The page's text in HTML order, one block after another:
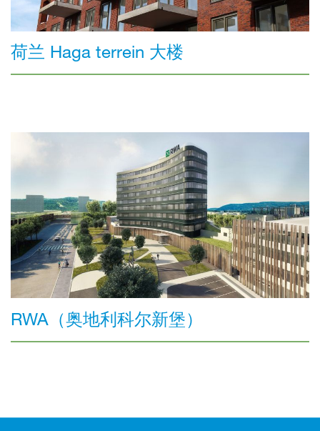
荷兰 Haga terrein 大楼
RWA（奥地利科尔新堡）